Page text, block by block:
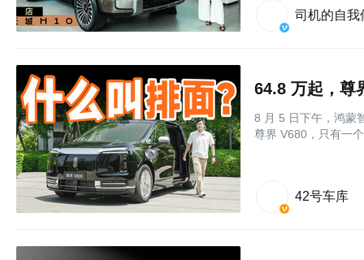
司机的自我
64.8 万起，尊
8 月 5 日下午，鸿蒙
尊界 V680，只有一
42号车库